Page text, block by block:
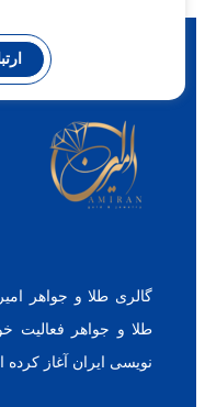
طلا و جواهر فعالیت
نویسی ایران آغاز کرده